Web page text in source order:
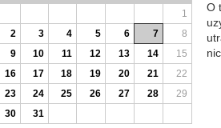
O
1
2
3 4 5 6 7
8
9
10 11 12 13 14
15
16
17 18 19 20 21
22
23
24 25 26 27 28
29
30
31